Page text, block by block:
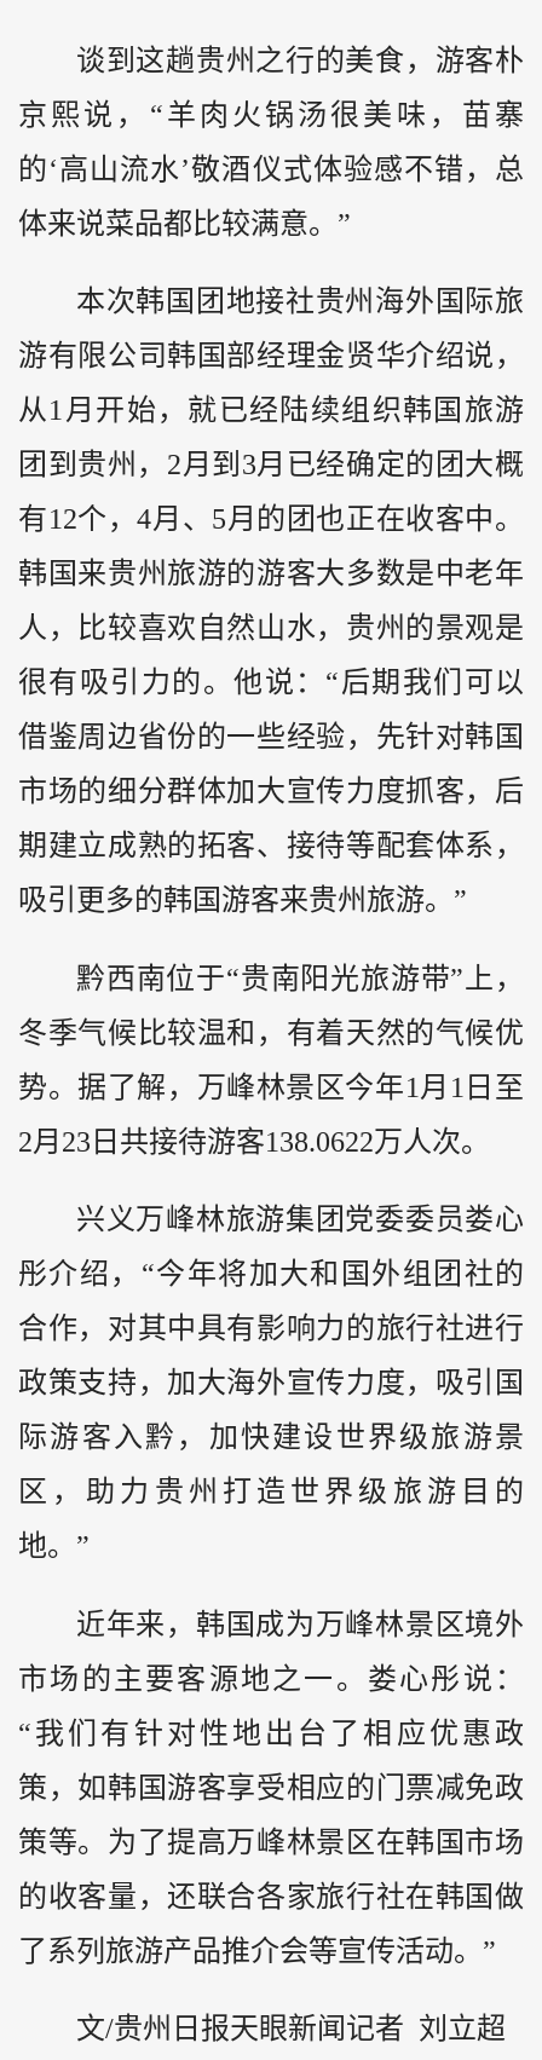
谈到这趟贵州之行的美食，游客朴
京熙说，“羊肉火锅汤很美味，苗寨
的‘高山流水’敬酒仪式体验感不错，总
体来说菜品都比较满意。”
本次韩国团地接社贵州海外国际旅
游有限公司韩国部经理金贤华介绍说，
从1月开始，就已经陆续组织韩国旅游
团到贵州，2月到3月已经确定的团大概
有12个，4月、5月的团也正在收客中。
韩国来贵州旅游的游客大多数是中老年
人，比较喜欢自然山水，贵州的景观是
很有吸引力的。他说：“后期我们可以
借鉴周边省份的一些经验，先针对韩国
市场的细分群体加大宣传力度抓客，后
期建立成熟的拓客、接待等配套体系，
吸引更多的韩国游客来贵州旅游。”
黔西南位于“贵南阳光旅游带”上，
冬季气候比较温和，有着天然的气候优
势。据了解，万峰林景区今年1月1日至
2月23日共接待游客138.0622万人次。
兴义万峰林旅游集团党委委员娄心
彤介绍，“今年将加大和国外组团社的
合作，对其中具有影响力的旅行社进行
政策支持，加大海外宣传力度，吸引国
际游客入黔，加快建设世界级旅游景
区，助力贵州打造世界级旅游目的
地。”
近年来，韩国成为万峰林景区境外
市场的主要客源地之一。娄心彤说：
“我们有针对性地出台了相应优惠政
策，如韩国游客享受相应的门票减免政
策等。为了提高万峰林景区在韩国市场
的收客量，还联合各家旅行社在韩国做
了系列旅游产品推介会等宣传活动。”
文/贵州日报天眼新闻记者 刘立超